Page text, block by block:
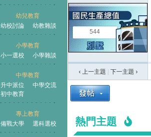
幼兒教育
幼校討論
幼教雜談
小學教育
小一選校
小學雜談
中學教育
升中派位
中學交流
初中教育
專上教育
備戰大學
選科選校
王國 544
‹ 上一主題
下一主題 ›
熱門主題